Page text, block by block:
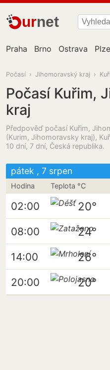
urnet
Praha Brno Ostrava
Počasí › Jihomoravský kraj ›
Počasí Kuřim,
kraj
Předpověď počasí Kuřim,
(Kurim, Jihomoravsky kraj),
10 dní, 7 dní, Česká republika.
pátek , 7 srpen
Hodina Teplota °C
02:00 20°
08:00 24°
14:00 26°
20:00 20°